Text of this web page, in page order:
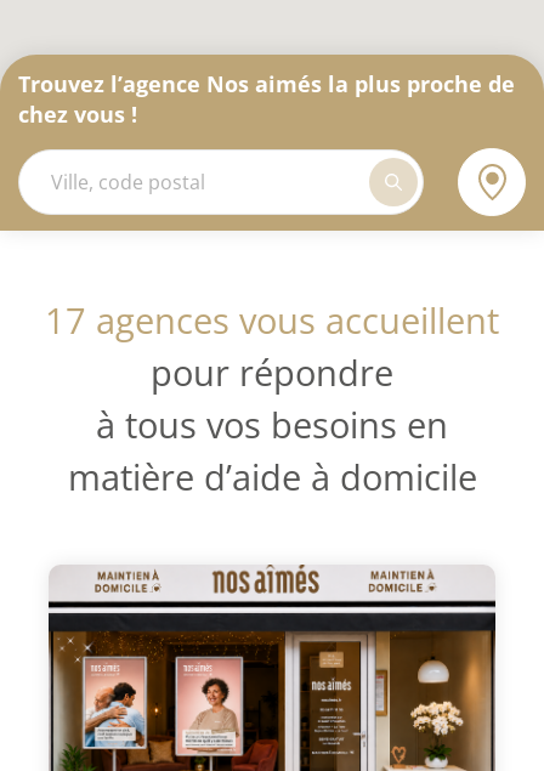
Trouvez l’agence Nos aimés la plus proche de
chez vous !
17 agences vous accueillent
pour répondre
à tous vos besoins en
matière d’aide à domicile